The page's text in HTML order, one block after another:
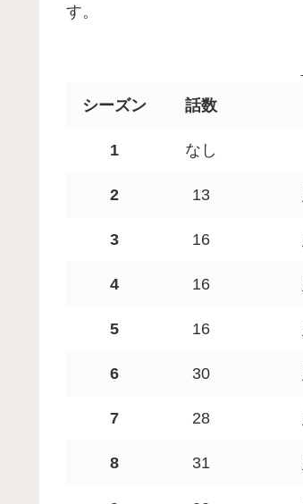
す。
シーズン 話数
1 なし
2 13
3 16
4 16
5 16
6 30
7 28
8 31